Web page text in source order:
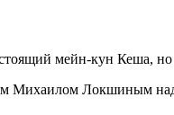
мейн-кун Кеша, но
Михаилом Локшиным